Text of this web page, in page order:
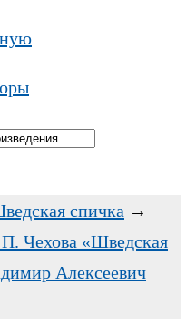
спичка →
Чехова «Шведская
Алексеевич